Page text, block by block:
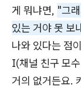
게 뭐냐면, "그
있는 거야 못 보
나와 있다는 점
I(채널 친구 모
거의 없거든요.